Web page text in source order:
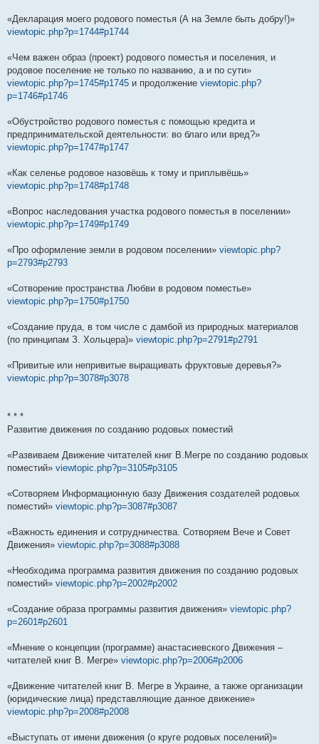
«Декларация моего родового поместья (А на Земле быть добру!)»
viewtopic.php?p=1744#p1744
«Чем важен образ (проект) родового поместья и поселения, и
родовое поселение не только по названию, а и по сути»
viewtopic.php?p=1745#p1745 и продолжение viewtopic.php?
p=1746#p1746
«Обустройство родового поместья с помощью кредита и
предпринимательской деятельности: во благо или вред?»
viewtopic.php?p=1747#p1747
«Как селенье родовое назовёшь к тому и приплывёшь»
viewtopic.php?p=1748#p1748
«Вопрос наследования участка родового поместья в поселении»
viewtopic.php?p=1749#p1749
«Про оформление земли в родовом поселении» viewtopic.php?
p=2793#p2793
«Сотворение пространства Любви в родовом поместье»
viewtopic.php?p=1750#p1750
«Создание пруда, в том числе с дамбой из природных материалов
(по принципам З. Хольцера)» viewtopic.php?p=2791#p2791
«Привитые или непривитые выращивать фруктовые деревья?»
viewtopic.php?p=3078#p3078
* * *
Развитие движения по созданию родовых поместий
«Развиваем Движение читателей книг В.Мегре по созданию родовых
поместий» viewtopic.php?p=3105#p3105
«Сотворяем Информационную базу Движения создателей родовых
поместий» viewtopic.php?p=3087#p3087
«Важность единения и сотрудничества. Сотворяем Вече и Совет
Движения» viewtopic.php?p=3088#p3088
«Необходима программа развития движения по созданию родовых
поместий» viewtopic.php?p=2002#p2002
«Создание образа программы развития движения» viewtopic.php?
p=2601#p2601
«Мнение о концепции (программе) анастасиевского Движения –
читателей книг В. Мегре» viewtopic.php?p=2006#p2006
«Движение читателей книг В. Мегре в Украине, а также организации
(юридические лица) представляющие данное движение»
viewtopic.php?p=2008#p2008
«Выступать от имени движения (о круге родовых поселений)»